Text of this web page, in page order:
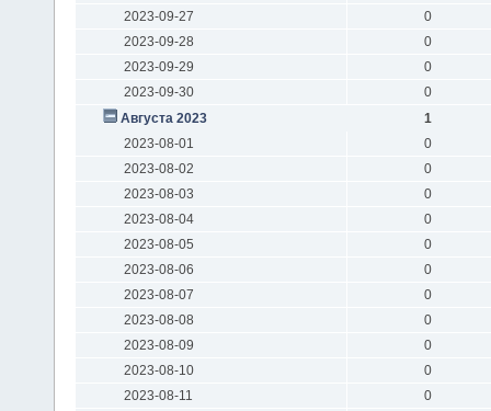
2023-09-27
0
2023-09-28
0
2023-09-29
0
2023-09-30
0
Августа 2023
1
2023-08-01
0
2023-08-02
0
2023-08-03
0
2023-08-04
0
2023-08-05
0
2023-08-06
0
2023-08-07
0
2023-08-08
0
2023-08-09
0
2023-08-10
0
2023-08-11
0